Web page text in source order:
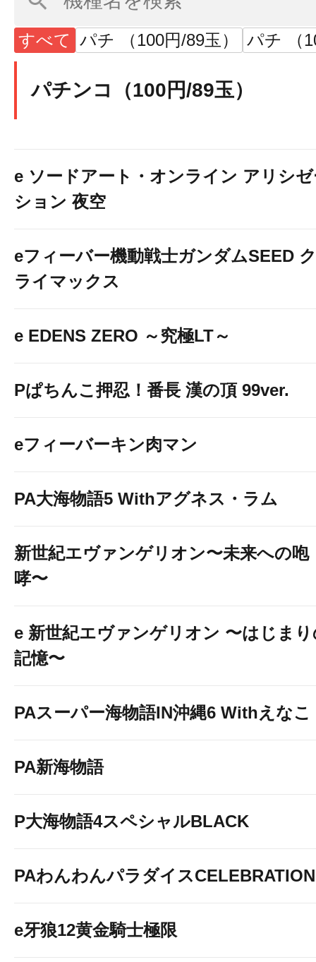
すべて パチ （100円/89玉） パチ （
パチンコ（100円/89玉）
e ソードアート・オンライン アリシ
ション 夜空
eフィーバー機動戦士ガンダムSEED ク
ライマックス
e EDENS ZERO ～究極LT～
Pぱちんこ押忍！番長 漢の頂 99ver.
eフィーバーキン肉マン
PA大海物語5 Withアグネス・ラム
新世紀エヴァンゲリオン〜未来への咆
哮〜
e 新世紀エヴァンゲリオン 〜はじま
記憶〜
PAスーパー海物語IN沖縄6 Withえなこ
PA新海物語
P大海物語4スペシャルBLACK
PAわんわんパラダイスCELEBRATION
e牙狼12黄金騎士極限